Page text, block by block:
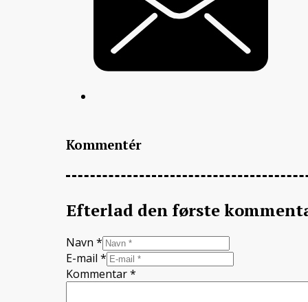
Kommentér
Efterlad den første
Navn *
E-mail *
Kommentar*